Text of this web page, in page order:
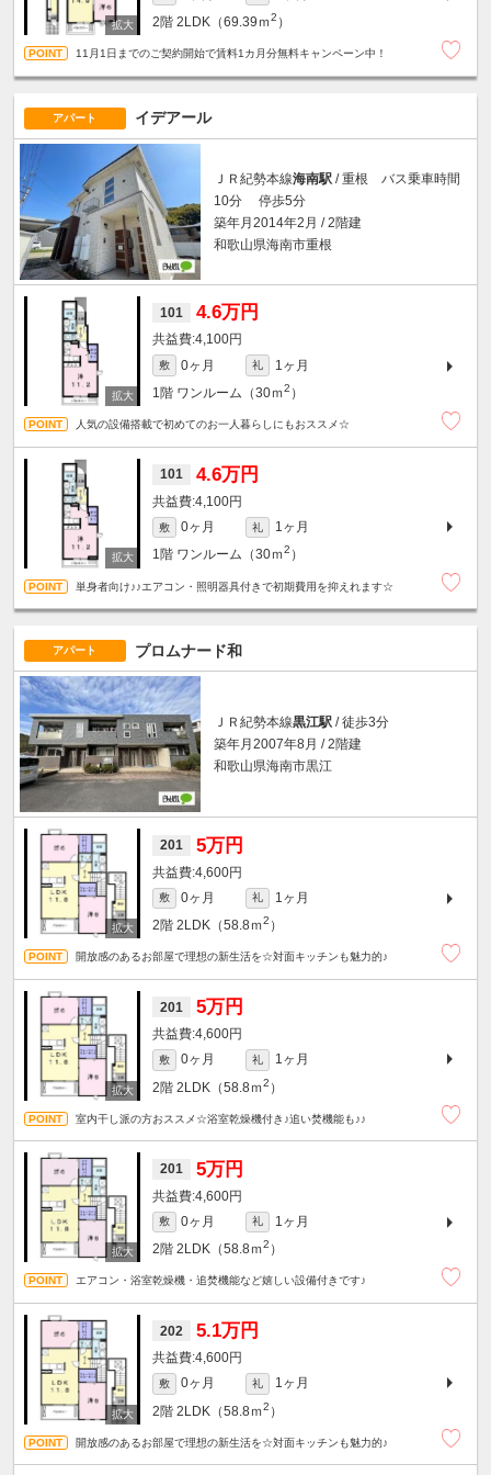
2階 2LDK（69.39ｍ2 ）
11月1日までのご契約開始で賃料1カ月分無料キャンペーン中！
アパート イデアール
ＪＲ紀勢本線海南駅 / 重根 バス乗車時間
10分 停歩5分
築年月2014年2月 / 2階建
和歌山県海南市重根
101 4.6万円
4,100円
敷 0ヶ月 礼
1ヶ月
1階 ワンルーム（30ｍ2 ）
人気の設備搭載で初めてのお一人暮らしにもおススメ☆
101 4.6万円
4,100円
敷 0ヶ月 礼
1ヶ月
1階 ワンルーム（30ｍ2 ）
単身者向け♪♪エアコン・照明器具付きで初期費用を抑えれます☆
アパート プロムナード和
ＪＲ紀勢本線黒江駅 / 徒歩3分
築年月2007年8月 / 2階建
和歌山県海南市黒江
201 5万円
4,600円
敷 0ヶ月 礼
1ヶ月
2階 2LDK（58.8ｍ2 ）
開放感のあるお部屋で理想の新生活を☆対面キッチンも魅力的♪
201 5万円
4,600円
敷 0ヶ月 礼
1ヶ月
2階 2LDK（58.8ｍ2 ）
室内干し派の方おススメ☆浴室乾燥機付き♪追い焚機能も♪♪
201 5万円
4,600円
敷 0ヶ月 礼
1ヶ月
2階 2LDK（58.8ｍ2 ）
エアコン・浴室乾燥機・追焚機能など嬉しい設備付きです♪
202 5.1万円
4,600円
敷 0ヶ月 礼
1ヶ月
2階 2LDK（58.8ｍ2 ）
開放感のあるお部屋で理想の新生活を☆対面キッチンも魅力的♪